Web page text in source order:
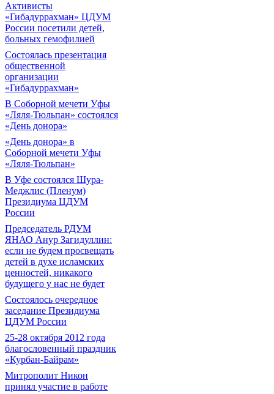
Активисты
«Гибадуррахман» ЦДУМ
России посетили детей,
больных гемофилией
Состоялась презентация
общественной
организации
«Гибадуррахман»
В Соборной мечети Уфы
«Ляля-Тюльпан» состоялся
«День донора»
«День донора» в
Соборной мечети Уфы
«Ляля-Тюльпан»
В Уфе состоялся Шура-
Меджлис (Пленум)
Президиума ЦДУМ
России
Председатель РДУМ
ЯНАО Анур Загидуллин:
если не будем просвещать
детей в духе исламских
ценностей, никакого
будущего у нас не будет
Состоялось очередное
заседание Президиума
ЦДУМ России
25-28 октября 2012 года
благословенный праздник
«Курбан-Байрам»
Митрополит Никон
принял участие в работе